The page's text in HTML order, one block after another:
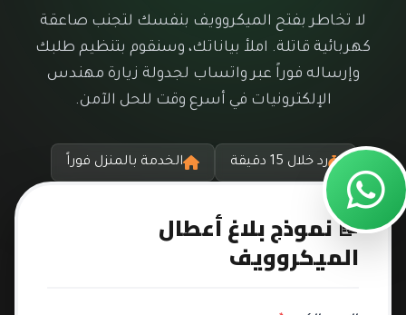
لا تخاطر بفتح الميكروويف بنفسك لتجنب صاعقة
كهربائية قاتلة. املأ بياناتك، وسنقوم بتنظيم طلبك
وإرساله فوراً عبر واتساب لجدولة زيارة مهندس
الإلكترونيات في أسرع وقت للحل الآمن.
رد خلال 15 دقيقة الخدمة بالمنزل فوراً
📝 نموذج بلاغ أعطال
الميكروويف